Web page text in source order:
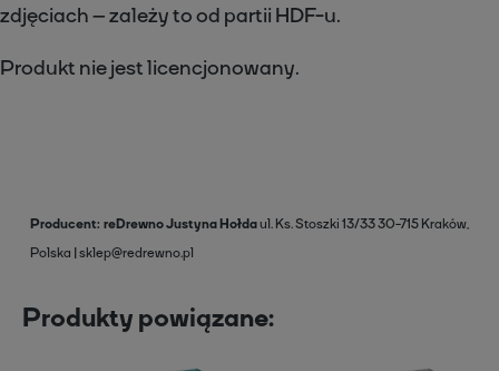
zdjęciach – zależy to od partii HDF-u.
Produkt nie jest licencjonowany.
Producent reDrewno Justyna Hołdaul. Ks. Stoszki 13/3330-715 Kraków,
Polska sklep@redrewno.pl
Produkty powiązane: